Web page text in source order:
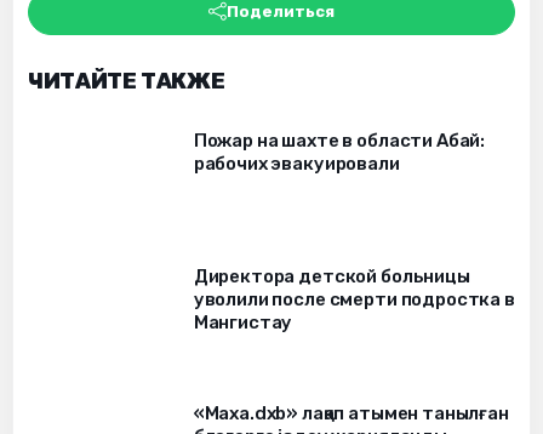
Поделиться
ЧИТАЙТЕ ТАКЖЕ
Пожар на шахте в области Абай:
рабочих эвакуировали
Директора детской больницы
уволили после смерти подростка в
Мангистау
«Маха.dxb» лақап атымен танылған